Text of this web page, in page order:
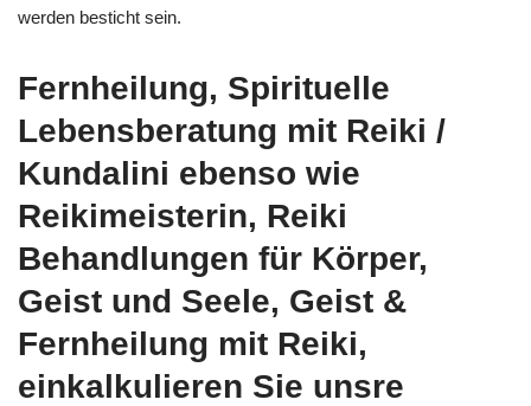
werden besticht sein.
Fernheilung, Spirituelle
Lebensberatung mit Reiki /
Kundalini ebenso wie
Reikimeisterin, Reiki
Behandlungen für Körper,
Geist und Seele, Geist &
Fernheilung mit Reiki,
einkalkulieren Sie unsre